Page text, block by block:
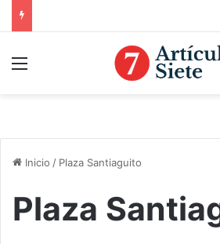
Inicio / Plaza Santiaguito
Plaza